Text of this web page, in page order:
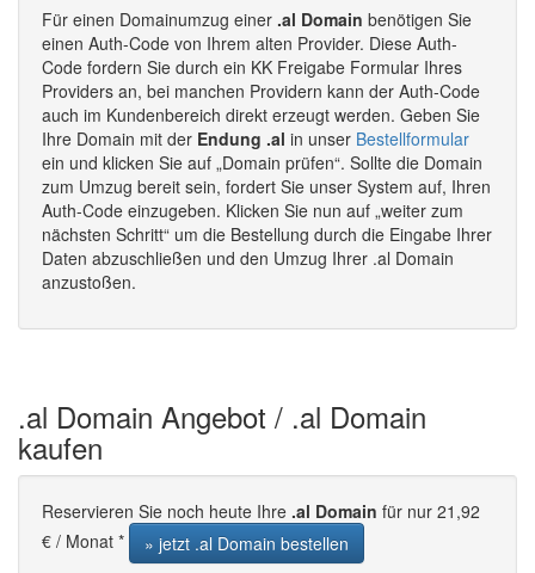
Für einen Domainumzug einer .al Domain benötigen Sie
einen Auth-Code von Ihrem alten Provider. Diese Auth-
Code fordern Sie durch ein KK Freigabe Formular Ihres
Providers an, bei manchen Providern kann der Auth-Code
auch im Kundenbereich direkt erzeugt werden. Geben Sie
Ihre Domain mit der Endung .al in unser Bestellformular
ein und klicken Sie auf „Domain prüfen“. Sollte die Domain
zum Umzug bereit sein, fordert Sie unser System auf, Ihren
Auth-Code einzugeben. Klicken Sie nun auf „weiter zum
nächsten Schritt“ um die Bestellung durch die Eingabe Ihrer
Daten abzuschließen und den Umzug Ihrer .al Domain
anzustoßen.
.al Domain Angebot / .al Domain
kaufen
Reservieren Sie noch heute Ihre .al Domain für nur 21,92
€ / Monat *
» jetzt .al Domain bestellen